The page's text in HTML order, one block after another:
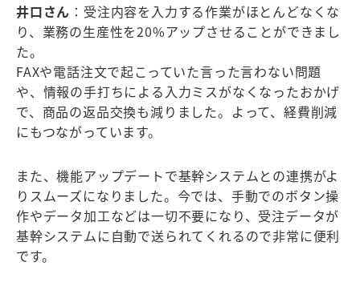
井口さん ：受注内容を入力する作業がほとんどなくな
り、業務の生産性を20%アップさせることができまし
た。
FAXや電話注文で起こっていた言った言わない問題
や、情報の手打ちによる入力ミスがなくなったおかげ
で、商品の返品交換も減りました。よって、経費削減
にもつながっています。
また、機能アップデートで基幹システムとの連携がよ
りスムーズになりました。今では、手動でのボタン操
作やデータ加工などは一切不要になり、受注データが
基幹システムに自動で送られてくれるので非常に便利
です。